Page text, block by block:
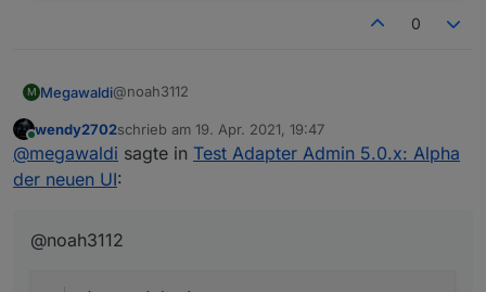
0
M Megawaldi@noah3112
cd /opt/iobroker
npm install iobroker.admin@5.0.3 --
wendy2702schrieb am 19. Apr. 2021, 19:47
zuletzt editiert von
@megawaldi sagte in Test Adapter Admin 5.0.x: Alpha
der neuen UI:
@noah3112